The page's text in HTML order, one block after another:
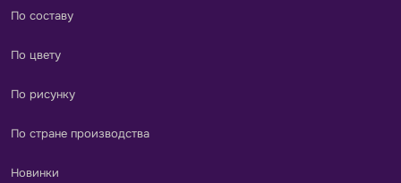
По составу
По цвету
По рисунку
По стране производства
Новинки